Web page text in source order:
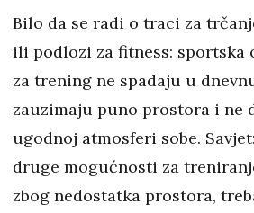
Bilo da se radi o traci za
ili podlozi za fitness: sportska
za trening ne spadaju u
zauzimaju puno prostora i ne
ugodnoj atmosferi sobe.
druge mogućnosti za
zbog nedostatka prostora,